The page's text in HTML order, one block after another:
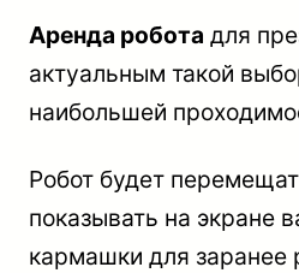
Аренда робота для
актуальным такой
наибольшей
Робот будет
показывать на экране
кармашки для заранее